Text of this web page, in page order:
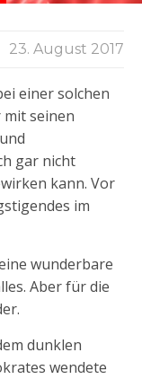
23. August 2017
einer solchen
seinen
gar nicht
kann. Vor
im
wunderbare
Aber für die
dunklen
wendete